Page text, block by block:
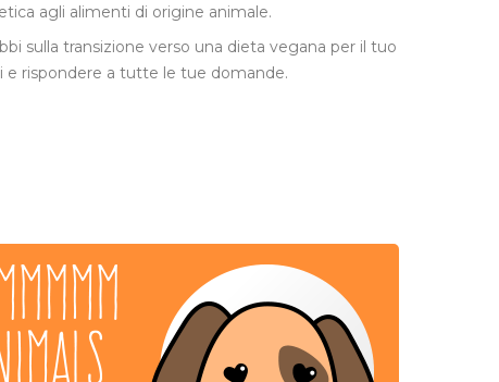
agli alimenti di origine animale.
sulla transizione verso una dieta vegana per il tuo
e rispondere a tutte le tue domande.